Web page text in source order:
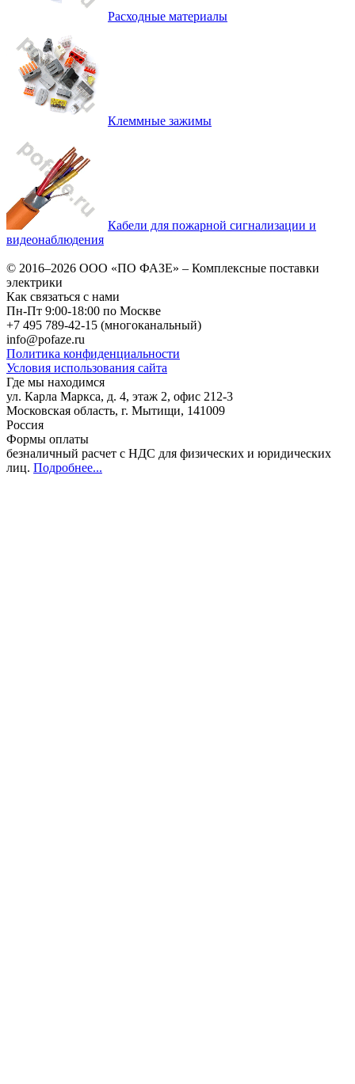
Расходные материалы
Клеммные зажимы
Кабели для пожарной сигнализации и
видеонаблюдения
© 2016–2026 ООО «ПО ФАЗЕ» – Комплексные поставки
электрики
Как связаться с нами
Пн-Пт 9:00-18:00 по Москве
+7 495 789-42-15 (многоканальный)
info@pofaze.ru
Политика конфиденциальности
Условия использования сайта
Где мы находимся
ул. Карла Маркса, д. 4, этаж 2, офис 212-3
Московская область, г. Мытищи, 141009
Россия
Формы оплаты
безналичный расчет с НДС для физических и юридических
лиц. Подробнее...